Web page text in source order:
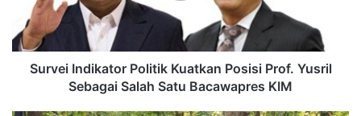
Survei Indikator Politik Kuatkan Posisi Prof. Yusril
Sebagai Salah Satu Bacawapres KIM